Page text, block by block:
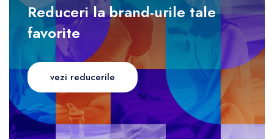
Reduceri la brand-urile tale
favorite
vezi reducerile